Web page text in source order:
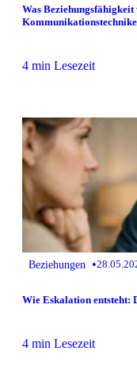
Was
4 min Lesezeit
Beziehungen •
Wie Eskalation entsteht:
4 min Lesezeit